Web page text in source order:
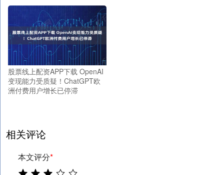
股票线上配资APP下载 OpenAI
变现能力受质疑！ChatGPT欧
洲付费用户增长已停滞
相关评论
本文评分*